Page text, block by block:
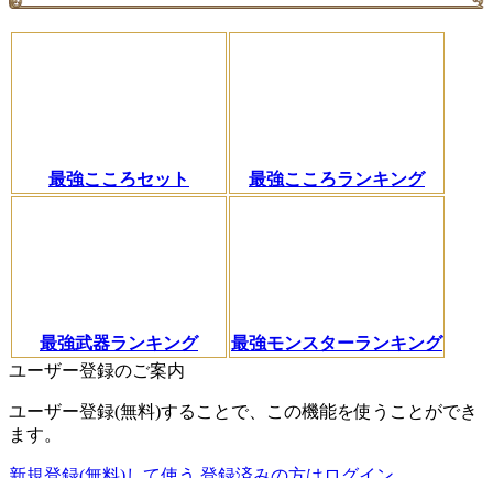
最強こころセット 最強こころランキング
最強武器ランキング
最強モンスターランキング
ユーザー登録のご案内
ユーザー登録(無料)することで、この機能を使うことができ
ます。